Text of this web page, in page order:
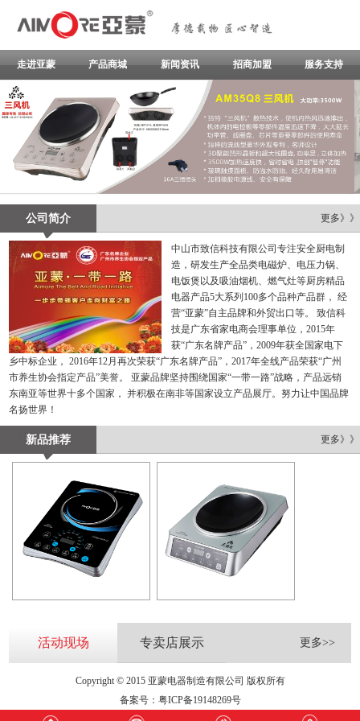
走进亚蒙 产品商城 新闻资讯 招商加盟 服务支持
公司简介 更多》》
中山市致信科技有限公司专注安全厨电制
造，研发生产全品类电磁炉、电压力锅、
电饭煲以及吸油烟机、燃气灶等厨房精品
电器产品5大系列100多个品种产品群， 经
营“亚蒙”自主品牌和外贸出口等。 致信科
技是广东省家电商会理事单位，2015年
获“广东名牌产品”，2009年获全国家电下
乡中标企业， 2016年12月再次荣获“广东名牌产品”，2017年全线产品荣获“广州
市养生协会指定产品”美誉。 亚蒙品牌坚持围绕国家“一带一路”战略，产品远销
东南亚等世界十多个国家， 并积极在南非等国家设立产品展厅。努力让中国品牌
名扬世界！
新品推荐 更多》》
活动现场 专卖店展示 更多>>
Copyright © 2015 亚蒙电器制造有限公司 版权所有
备案号： 粤ICP备19148269号